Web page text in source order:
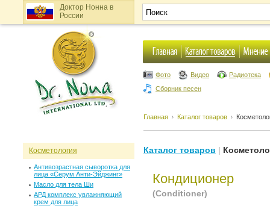
Доктор Нонна в
России
Фото Видео
Радиотека
Сборник песен
Главная Каталог товаров
Косметология
Антивозрастная сыворотка для
лица «Серум Анти-Эйджинг»
Масло для тела Ши
АРД комплекс увлажняющий
крем для лица
Каталог товаров |
Кондиционер
(Сonditioner)